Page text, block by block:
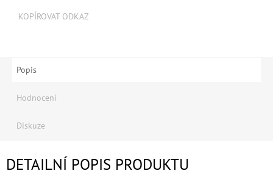
KOPÍROVAT ODKAZ
Popis
Hodnocení
Diskuze
DETAILNÍ POPIS PRODUKTU